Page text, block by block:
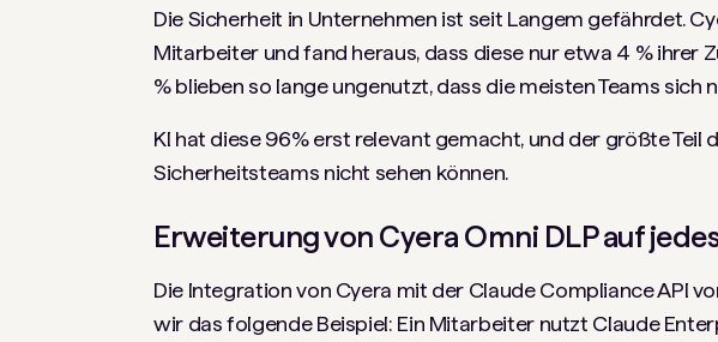
Die Sicherheit in Unternehmen ist seit Langem gefährdet.
Mitarbeiter und fand heraus, dass diese nur etwa 4 % ihrer
% blieben so lange ungenutzt, dass die meisten Teams
KI hat diese 96% erst relevant gemacht, und der größte Teil
Sicherheitsteams nicht sehen können.
Erweiterung von Cyera Omni DLP auf
Die Integration von Cyera mit der Claude Compliance API
wir das folgende Beispiel: Ein Mitarbeiter nutzt Claude